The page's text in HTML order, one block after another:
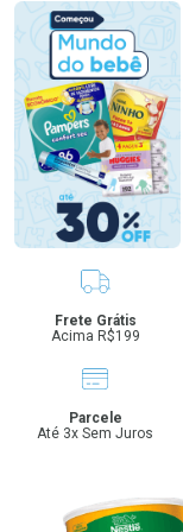
Benefícios
Frete Grátis
Acima R$199
Parcele
Até 3x Sem Juros